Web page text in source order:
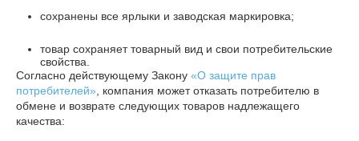
сохранены все ярлыки и заводская маркировка;
товар сохраняет товарный вид и свои потребительские
свойства.
Согласно действующему Закону «О защите прав
потребителей» , компания может отказать потребителю в
обмене и возврате следующих товаров надлежащего
качества: